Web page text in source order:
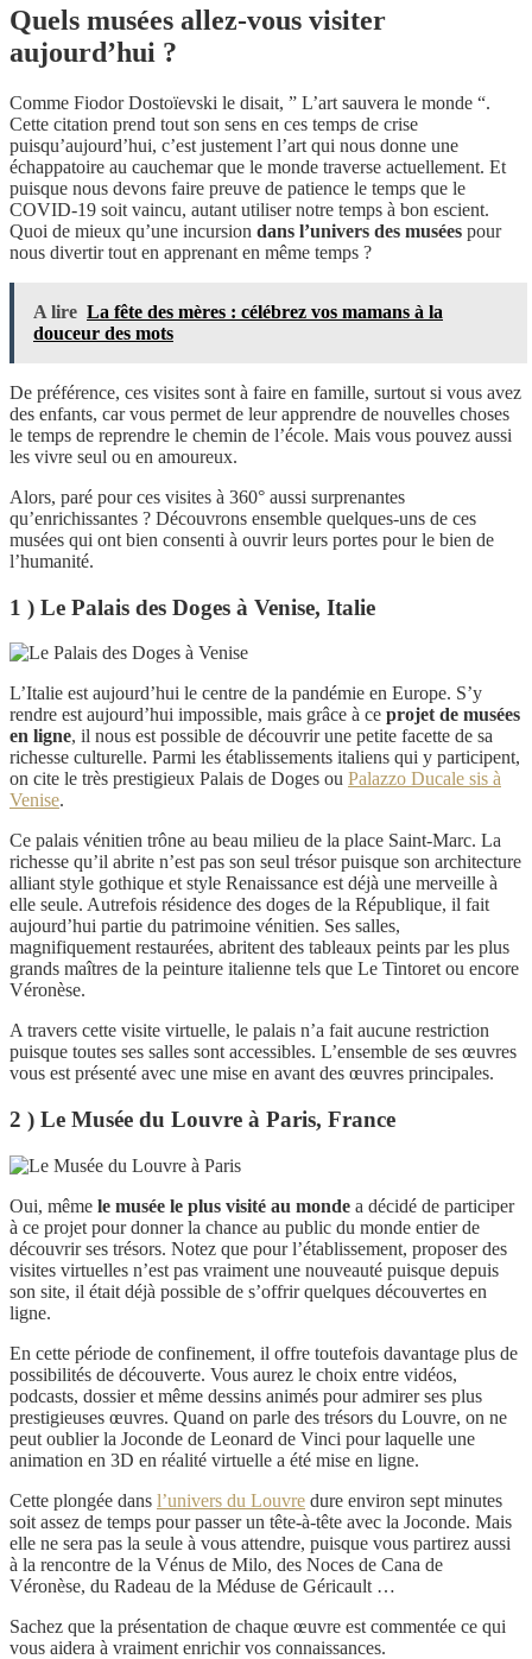
Quels musées allez-vous visiter
aujourd’hui ?
Comme Fiodor Dostoïevski le disait, ” L’art sauvera le monde “.
Cette citation prend tout son sens en ces temps de crise
puisqu’aujourd’hui, c’est justement l’art qui nous donne une
échappatoire au cauchemar que le monde traverse actuellement. Et
puisque nous devons faire preuve de patience le temps que le
COVID-19 soit vaincu, autant utiliser notre temps à bon escient.
Quoi de mieux qu’une incursion dans l’univers des musées pour
nous divertir tout en apprenant en même temps ?
A lire La fête des mères : célébrez vos mamans à la
douceur des mots
De préférence, ces visites sont à faire en famille, surtout si vous avez
des enfants, car vous permet de leur apprendre de nouvelles choses
le temps de reprendre le chemin de l’école. Mais vous pouvez aussi
les vivre seul ou en amoureux.
Alors, paré pour ces visites à 360° aussi surprenantes
qu’enrichissantes ? Découvrons ensemble quelques-uns de ces
musées qui ont bien consenti à ouvrir leurs portes pour le bien de
l’humanité.
1 ) Le Palais des Doges à Venise, Italie
L’Italie est aujourd’hui le centre de la pandémie en Europe. S’y
rendre est aujourd’hui impossible, mais grâce à ce projet de musées
en ligne, il nous est possible de découvrir une petite facette de sa
richesse culturelle. Parmi les établissements italiens qui y participent,
on cite le très prestigieux Palais de Doges ou Palazzo Ducale sis à
Venise.
Ce palais vénitien trône au beau milieu de la place Saint-Marc. La
richesse qu’il abrite n’est pas son seul trésor puisque son architecture
alliant style gothique et style Renaissance est déjà une merveille à
elle seule. Autrefois résidence des doges de la République, il fait
aujourd’hui partie du patrimoine vénitien. Ses salles,
magnifiquement restaurées, abritent des tableaux peints par les plus
grands maîtres de la peinture italienne tels que Le Tintoret ou encore
Véronèse.
A travers cette visite virtuelle, le palais n’a fait aucune restriction
puisque toutes ses salles sont accessibles. L’ensemble de ses œuvres
vous est présenté avec une mise en avant des œuvres principales.
2 ) Le Musée du Louvre à Paris, France
Oui, même le musée le plus visité au monde a décidé de participer
à ce projet pour donner la chance au public du monde entier de
découvrir ses trésors. Notez que pour l’établissement, proposer des
visites virtuelles n’est pas vraiment une nouveauté puisque depuis
son site, il était déjà possible de s’offrir quelques découvertes en
ligne.
En cette période de confinement, il offre toutefois davantage plus de
possibilités de découverte. Vous aurez le choix entre vidéos,
podcasts, dossier et même dessins animés pour admirer ses plus
prestigieuses œuvres. Quand on parle des trésors du Louvre, on ne
peut oublier la Joconde de Leonard de Vinci pour laquelle une
animation en 3D en réalité virtuelle a été mise en ligne.
Cette plongée dans l’univers du Louvre dure environ sept minutes
soit assez de temps pour passer un tête-à-tête avec la Joconde. Mais
elle ne sera pas la seule à vous attendre, puisque vous partirez aussi
à la rencontre de la Vénus de Milo, des Noces de Cana de
Véronèse, du Radeau de la Méduse de Géricault …
Sachez que la présentation de chaque œuvre est commentée ce qui
vous aidera à vraiment enrichir vos connaissances.